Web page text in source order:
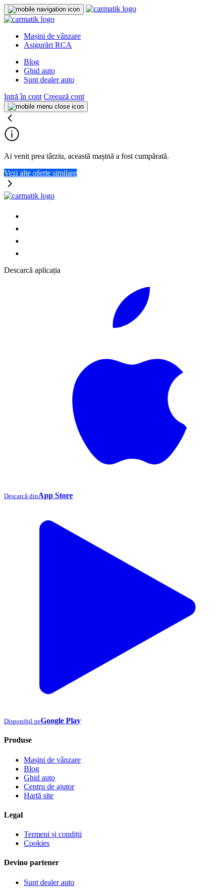
Mașini de vânzare
Asigurări RCA
Blog
Ghid auto
Sunt dealer auto
Intră în cont Creează cont
Ai venit prea târziu, această mașină a fost cumpărată.
Vezi alte oferte similare
Descarcă aplicația
Descarcă dinApp Store
Disponibil peGoogle Play
Produse
Mașini de vânzare
Blog
Ghid auto
Centru de ajutor
Hartă site
Legal
Termeni și condiții
Cookies
Devino partener
Sunt dealer auto